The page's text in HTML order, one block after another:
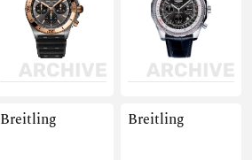
Breitling Breitling